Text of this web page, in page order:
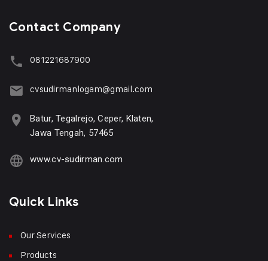
Contact Company
081221687900
cvsudirmanlogam@gmail.com
Batur, Tegalrejo, Ceper, Klaten,
Jawa Tengah, 57465
www.cv-sudirman.com
Quick Links
Our Services
Products